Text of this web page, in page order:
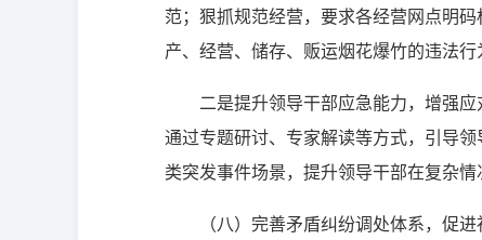
范；狠抓规范经营，要求各经营网点明
产、经营、储存、贩运烟花爆竹的违法
二是提升领导干部应急能力，增强
通过专题研讨、专家解读等方式，引导
类突发事件场景，提升领导干部在复杂
（八）完善矛盾纠纷调处体系，促